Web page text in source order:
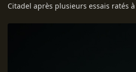
Citadel après plusieurs essais ratés